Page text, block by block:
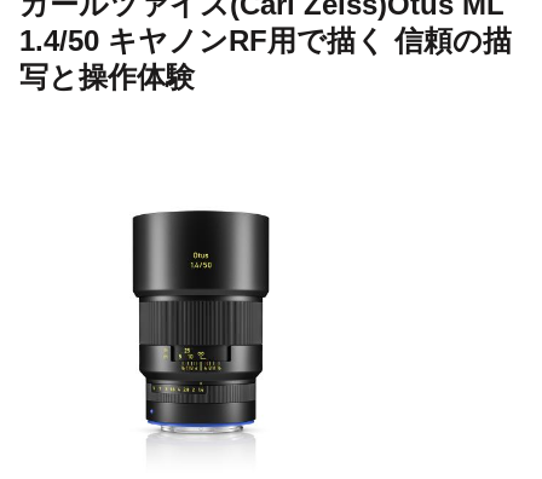
1.4/50 キヤノンRF用で描く 信頼の描
写と操作体験